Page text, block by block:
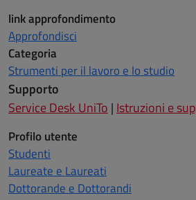
link approfondimento
Approfondisci
Categoria
Strumenti per il lavoro e lo studio
Supporto
Service Desk UniTo | Istruzioni e
Profilo utente
Studenti
Laureate e Laureati
Dottorande e Dottorandi